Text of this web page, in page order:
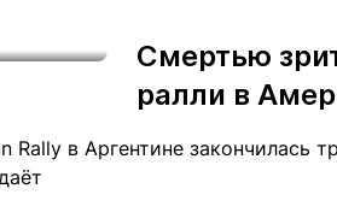
Смертью
ралли в
Rally в Аргентине закончилась